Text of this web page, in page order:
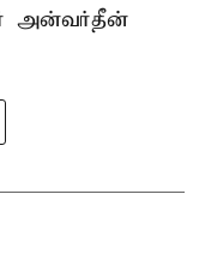
அன்வர்தீன்